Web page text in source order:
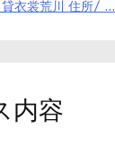
貸衣裳荒川 住所/ ...
内容